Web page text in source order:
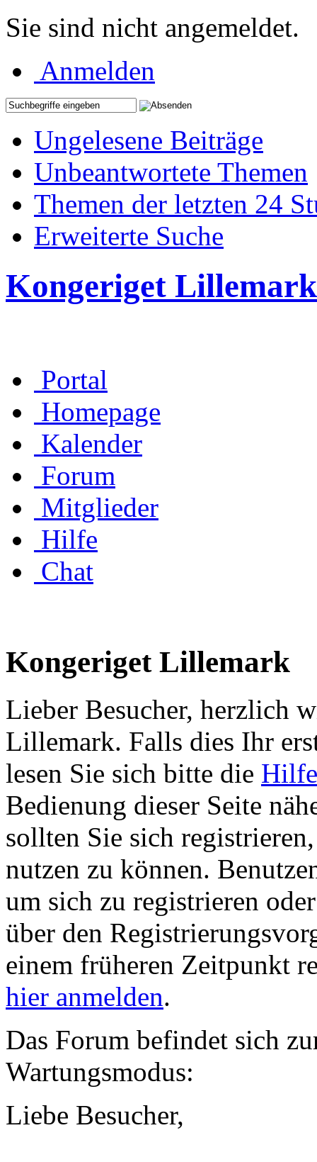
Sie sind nicht angemeldet.
Anmelden
Ungelesene Beiträge
Unbeantwortete Themen
Themen der letzten 24
Erweiterte Suche
Kongeriget Lillemark
Portal
Homepage
Kalender
Forum
Mitglieder
Hilfe
Chat
Kongeriget Lillemark
Lieber Besucher, herzlich
Lillemark. Falls dies Ihr
lesen Sie sich bitte die Hilfe
Bedienung dieser Seite
sollten Sie sich
nutzen zu können.
um sich zu registrieren
über den
einem früheren Zeitpunkt
hier anmelden.
Das Forum befindet sich
Wartungsmodus:
Liebe Besucher,